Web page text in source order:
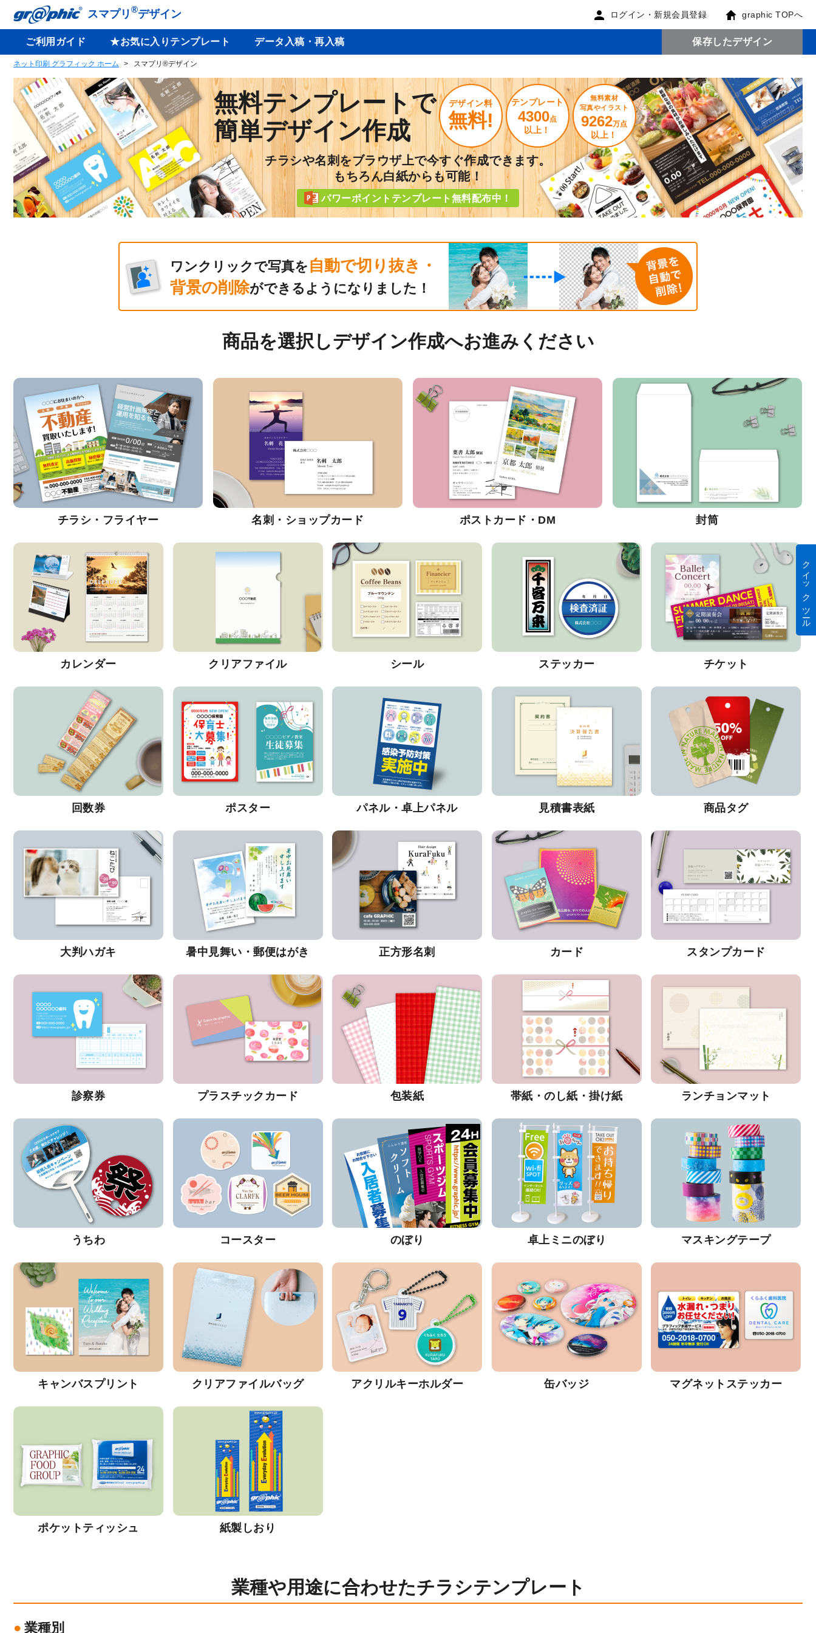
スマプリ ®デザイン ログイン・新規会員登録 graphic TOPへ
ご利用ガイド ★お気に入りテンプレート データ入稿・再入稿 保存したデザイン
ネット印刷 グラフィック ホーム スマプリ®デザイン
無料テンプレートで
簡単デザイン作成
デザイン料
無料!
テンプレート
4300点
以上！
無料素材
写真やイラスト
9262万点
以上！
チラシや名刺をブラウザ上で今すぐ作成できます。
もちろん白紙からも可能！
パワーポイントテンプレート無料配布中！
ワンクリックで写真を 自動で切り抜き・
背景の削除ができるようになりました！
商品を選択しデザイン作成へお進みください
チラシ・フライヤー 名刺・ショップカード ポストカード・DM 封筒
カレンダー クリアファイル シール ステッカー チケット
回数券 ポスター パネル・卓上パネル 見積書表紙 商品タグ
大判ハガキ 暑中見舞い・郵便はがき 正方形名刺 カード スタンプカード
診察券 プラスチックカード 包装紙 帯紙・のし紙・掛け紙 ランチョンマット
うちわ コースター のぼり 卓上ミニのぼり マスキングテープ
キャンバスプリント クリアファイルバッグ アクリルキーホルダー 缶バッジ マグネットステッカー
ポケットティッシュ 紙製しおり
業種や用途に合わせたチラシテンプレート
業種別
クイック ツール